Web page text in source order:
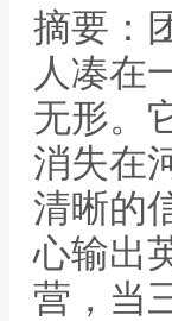
摘要：
人凑在
无形。
消失在
清晰的
心输出
营，当